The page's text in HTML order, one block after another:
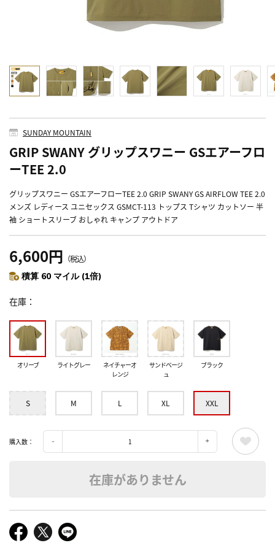
SUNDAY MOUNTAIN
GRIP SWANY グリップスワニー GSエアーフロ
ーTEE 2.0
グリップスワニー GSエアーフローTEE 2.0 GRIP SWANY GS AIRFLOW TEE 2.0
メンズ レディース ユニセックス GSMCT-113 トップス Tシャツ カットソー 半
袖 ショートスリーブ おしゃれ キャンプ アウトドア
6,600円 （税込）
積算 60 マイル (1倍)
在庫
オリーブ ライトグレー
ネイチャーオ
レンジ
サンドベージ
ュ
ブラック
S M L XL XXL
購入数：
在庫がありません